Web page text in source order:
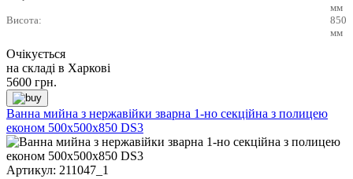
мм
Висота:
850
мм
Очікується
на складі в Харкові
5600 грн.
Ванна мийна з нержавійки зварна 1-но секційна з полицею
економ 500х500х850 DS3
Артикул: 211047_1